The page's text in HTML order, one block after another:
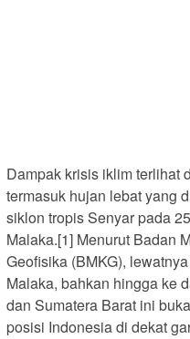
Dampak krisis iklim terlihat
termasuk hujan lebat yang
siklon tropis Senyar pada
Malaka.[1] Menurut Badan
Geofisika (BMKG),
Malaka, bahkan hingga ke
dan Sumatera Barat ini
posisi Indonesia di dekat